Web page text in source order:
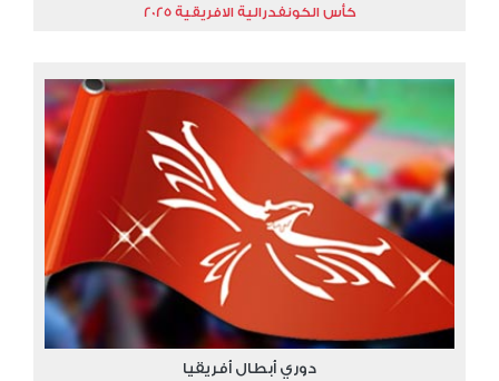
كأس الكونفدرالية الافريقية 2025
دوري أبطال أفريقيا